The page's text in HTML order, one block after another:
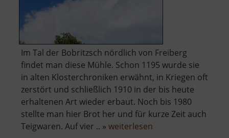
Im Tal der Bobritzsch nördlich von Freiberg
findet man diese Mühle. Schon 1195 wurde sie
in alten Klosterchroniken erwähnt, in Kriegen oft
zerstört und schließlich 1910 in der bis heute
erhaltenen Art wieder erbaut. Noch bis 1980
stellte man hier Brot her und für kurze Zeit auch
Teigwaren. Auf vier .. » weiterlesen